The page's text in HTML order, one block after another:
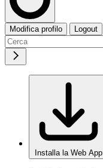
Modifica profilo Logout
Installa la Web App